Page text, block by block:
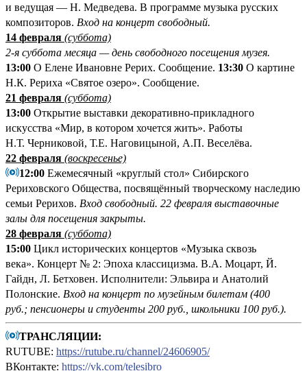
и ведущая — Н. Медведева. В программе музыка русских
композиторов. Вход на концерт свободный.
14 февраля (суббота)
2-я суббота месяца — день свободного посещения музея.
13:00 О Елене Ивановне Рерих. Сообщение. 13:30 О картине
Н.К. Рериха «Святое озеро». Сообщение.
21 февраля (суббота)
13:00 Открытие выставки декоративно-прикладного
искусства «Мир, в котором хочется жить». Работы
Н.Т. Черниковой, Т.Е. Наговицыной, А.П. Веселёва.
22 февраля (воскресенье)
12:00 Ежемесячный «круглый стол» Сибирского
Рериховского Общества, посвящённый творческому наследию
семьи Рерихов. Вход свободный. 22 февраля выставочные
залы для посещения закрыты.
28 февраля (суббота)
15:00 Цикл исторических концертов «Музыка сквозь
века». Концерт № 2: Эпоха классицизма. В.А. Моцарт, Й.
Гайдн, Л. Бетховен. Исполнители: Эльвира и Анатолий
Полонские. Вход на концерт по музейным билетам (400
руб.; пенсионеры и студенты 200 руб., школьники 100 руб.).
ТРАНСЛЯЦИИ:
RUTUBE: https://rutube.ru/channel/24606905/
ВКонтакте: https://vk.com/telesibro